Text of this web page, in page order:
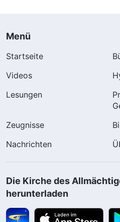
Menü
Startseite
Videos
Lesungen
Zeugnisse
Nachrichten
Die Kirche des
herunterladen